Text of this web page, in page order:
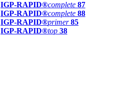
IGP-RAPID®complete 87
IGP-RAPID®complete 88
IGP-RAPID®primer 85
IGP-RAPID®top 38